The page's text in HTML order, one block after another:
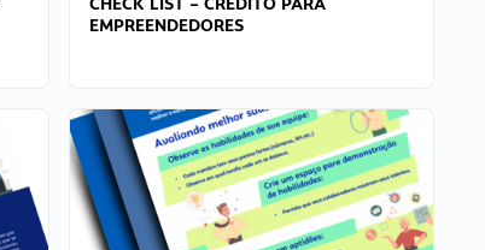
EMPREENDEDORES